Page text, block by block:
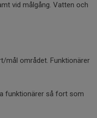
vid målgång. Vatten och
mål området. Funktionärer
funktionärer så fort som